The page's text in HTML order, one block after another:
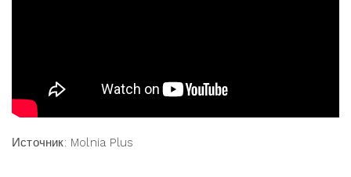
Источник: Molnia Plus